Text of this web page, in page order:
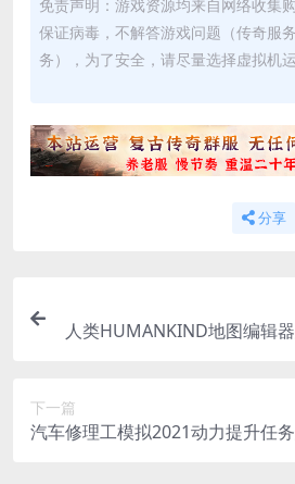
免责声明：游戏资源均来自网络收集
保证病毒，不解答游戏问题（传奇服
务），为了安全，请尽量选择虚拟机运
分享
人类HUMANKIND地图编辑
下一篇
汽车修理工模拟2021动力提升任